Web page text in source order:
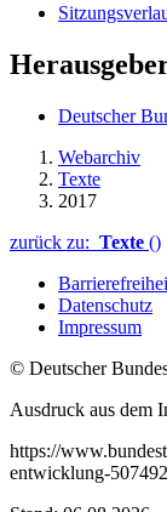
Deutscher
Webarchiv
Texte
2017
zurück zu: Texte ()
Datenschutz
Impressum
© Deutscher
Ausdruck aus dem
https://
entwicklung-507492